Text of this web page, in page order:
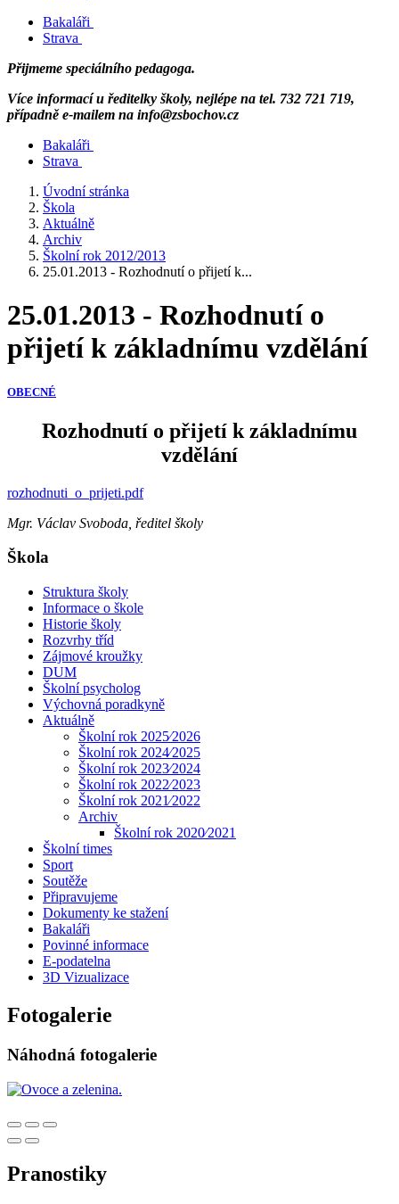
Bakaláři
Strava
Přijmeme speciálního pedagoga.
Více informací u ředitelky školy, nejlépe na tel. 732 721 719,
případně e-mailem na info@zsbochov.cz
Bakaláři
Strava
Úvodní stránka
Škola
Aktuálně
Archiv
Školní rok 2012/2013
25.01.2013 - Rozhodnutí o přijetí k...
25.01.2013 - Rozhodnutí o
přijetí k základnímu vzdělání
OBECNÉ
Rozhodnutí o přijetí k základnímu
vzdělání
rozhodnuti_o_prijeti.pdf
Mgr. Václav Svoboda, ředitel školy
Škola
Struktura školy
Informace o škole
Historie školy
Rozvrhy tříd
Zájmové kroužky
DUM
Školní psycholog
Výchovná poradkyně
Aktuálně
Školní rok 2025⁄2026
Školní rok 2024⁄2025
Školní rok 2023⁄2024
Školní rok 2022⁄2023
Školní rok 2021⁄2022
Archiv
Školní rok 2020⁄2021
Školní times
Sport
Soutěže
Připravujeme
Dokumenty ke stažení
Bakaláři
Povinné informace
E-podatelna
3D Vizualizace
Fotogalerie
Náhodná fotogalerie
Pranostiky